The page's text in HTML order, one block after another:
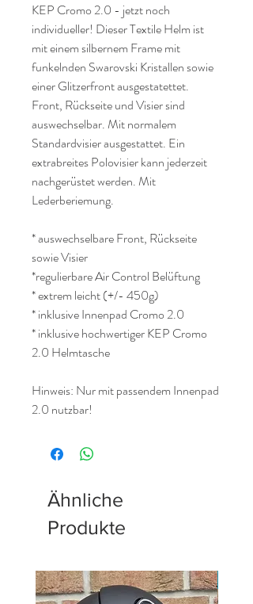
KEP Cromo 2.0 - jetzt noch
individueller! Dieser Textile Helm ist
mit einem silbernem Frame mit
funkelnden Swarovski Kristallen sowie
einer Glitzerfront ausgestatettet.
Front, Rückseite und Visier sind
auswechselbar. Mit normalem
Standardvisier ausgestattet. Ein
extrabreites Polovisier kann jederzeit
nachgerüstet werden. Mit
Lederberiemung.
* auswechselbare Front, Rückseite
sowie Visier
*regulierbare Air Control Belüftung
* extrem leicht (+/- 450g)
* inklusive Innenpad Cromo 2.0
* inklusive hochwertiger KEP Cromo
2.0 Helmtasche
Hinweis: Nur mit passendem Innenpad
2.0 nutzbar!
Ähnliche
Produkte